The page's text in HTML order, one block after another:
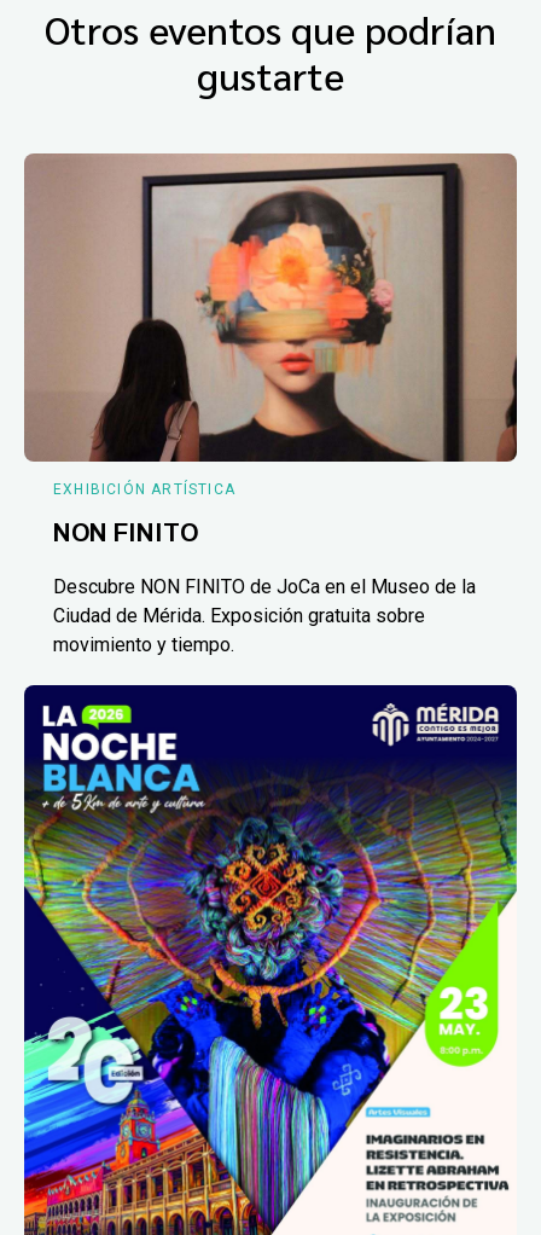
Otros eventos que podrían
gustarte
EXHIBICIÓN ARTÍSTICA
NON FINITO
Descubre NON FINITO de JoCa en el Museo de la
Ciudad de Mérida. Exposición gratuita sobre
movimiento y tiempo.